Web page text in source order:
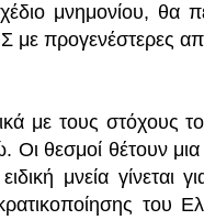
μνημονίου, θα
με προγενέστερες
με τους στόχους
Οι θεσμοί θέτουν
μνεία
του